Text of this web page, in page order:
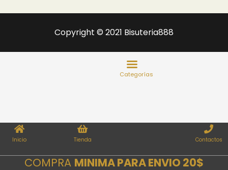
Copyright © 2021 Bisuteria888
Inicio Tienda Contactos
COMPRA MINIMA PARA ENVIO 20$